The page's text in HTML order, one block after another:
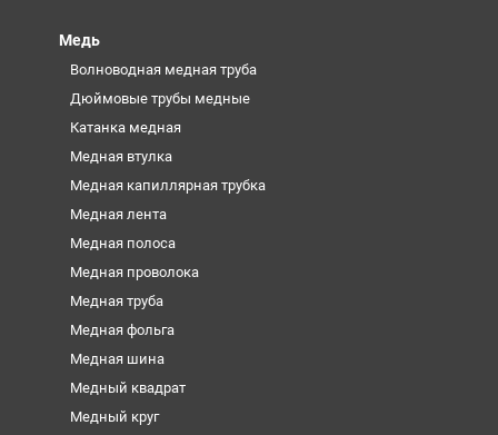
Медь
Волноводная медная труба
Дюймовые трубы медные
Катанка медная
Медная втулка
Медная капиллярная трубка
Медная лента
Медная полоса
Медная проволока
Медная труба
Медная фольга
Медная шина
Медный квадрат
Медный круг